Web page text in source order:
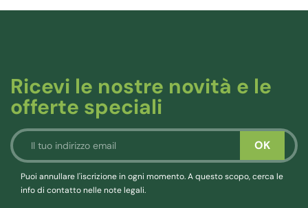
Ricevi le nostre novità e le
offerte speciali
Puoi annullare l'iscrizione in ogni momento. A questo scopo, cerca le
info di contatto nelle note legali.